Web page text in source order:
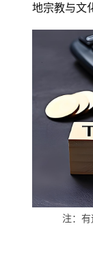
地宗教与文
注：